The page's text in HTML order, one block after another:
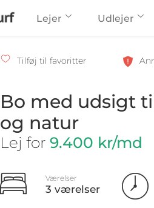
Lejer Udlejer
Tilføj til favoritter
Bo med udsigt
og natur
Lej for 9.400 kr/md
Værelser
3 værelser